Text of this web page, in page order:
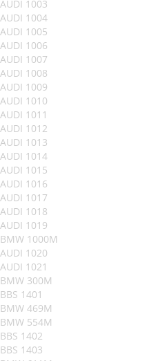
AUDI 1003
AUDI 1004
AUDI 1005
AUDI 1006
AUDI 1007
AUDI 1008
AUDI 1009
AUDI 1010
AUDI 1011
AUDI 1012
AUDI 1013
AUDI 1014
AUDI 1015
AUDI 1016
AUDI 1017
AUDI 1018
AUDI 1019
BMW 1000M
AUDI 1020
AUDI 1021
BMW 300M
BBS 1401
BMW 469M
BMW 554M
BBS 1402
BBS 1403